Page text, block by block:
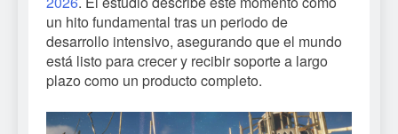
un hito fundamental tras un periodo de
desarrollo intensivo, asegurando que el mundo
está listo para crecer y recibir soporte a largo
plazo como un producto completo.